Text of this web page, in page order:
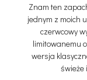
Znam ten
jednym z moich
czerwcowy
limitowanemu
wersja
świeże